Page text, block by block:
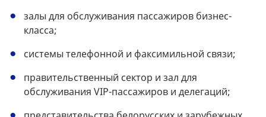
залы для обслуживания пассажиров бизнес-
класса;
системы телефонной и факсимильной связи;
правительственный сектор и зал для
обслуживания VIP-пассажиров и делегаций;